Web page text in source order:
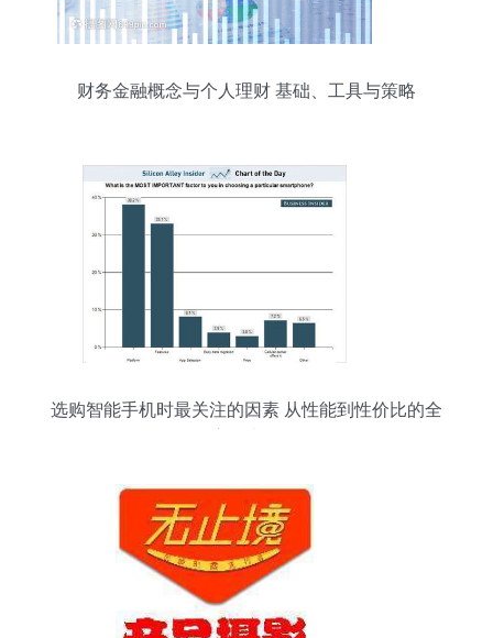
财务金融概念与个人理财 基础、工具与策略
选购智能手机时最关注的因素 从性能到性价比的全